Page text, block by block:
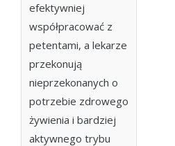
efektywniej
współpracować z
petentami, a lekarze
przekonują
nieprzekonanych o
potrzebie zdrowego
żywienia i bardziej
aktywnego trybu